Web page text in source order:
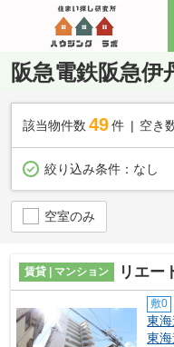
阪急電鉄阪急伊
該当物件数 49件 空き
絞り込み条件： なし
空室のみ
賃貸 | マンション リエー
敷0
東
東